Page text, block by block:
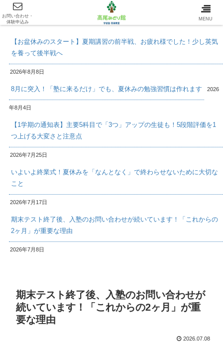
最新情報/INFOMATION
【お盆休みのスタート】夏期講習の前半戦、お疲れ様でした！少し英気
を養って後半戦へ
2026年8月8日
8月に突入！「塾に来るだけ」でも、夏休みの勉強習慣は作れます 2026
年8月4日
【1学期の通知表】主要5科目で「3つ」アップの生徒も！5段階評価を1
つ上げる大変さと注意点
2026年7月25日
いよいよ終業式！夏休みを「なんとなく」で終わらせないために大切な
こと
2026年7月17日
期末テスト終了後、入塾のお問い合わせが続いています！「これからの
2ヶ月」が重要な理由
2026年7月8日
期末テスト終了後、入塾のお問い合わせが
続いています！「これからの2ヶ月」が重
要な理由
2026.07.08
お問い合わせ・
体験申込み
MENU